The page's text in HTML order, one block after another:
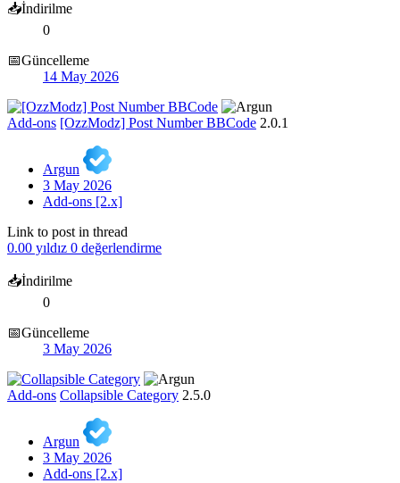
📥İndirilme
0
📅Güncelleme
14 May 2026
Add-ons [OzzModz] Post Number BBCode 2.0.1
Argun
3 May 2026
Add-ons [2.x]
Link to post in thread
0.00 yıldız 0 değerlendirme
📥İndirilme
0
📅Güncelleme
3 May 2026
Add-ons Collapsible Category 2.5.0
Argun
3 May 2026
Add-ons [2.x]